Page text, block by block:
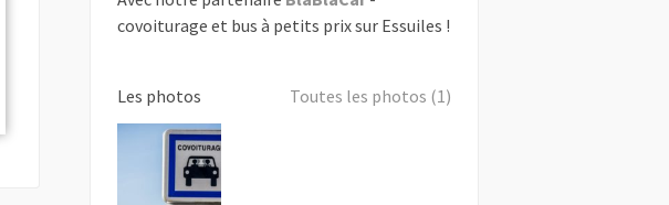
covoiturage et bus à petits prix sur Essuiles !
Les photos Toutes les photos (1)